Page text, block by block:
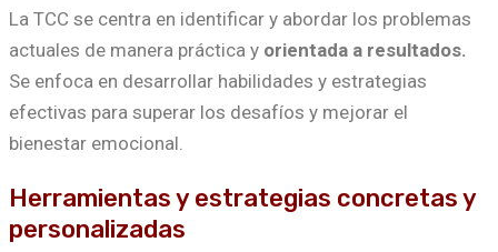
La TCC se centra en identificar y abordar los problemas
actuales de manera práctica y orientada a resultados.
Se enfoca en desarrollar habilidades y estrategias
efectivas para superar los desafíos y mejorar el
bienestar emocional.
Herramientas y estrategias concretas y
personalizadas